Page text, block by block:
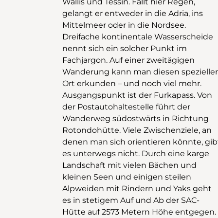
gelangt er entweder in die Adria, ins
Mittelmeer oder in die Nordsee.
Dreifache kontinentale Wasserscheide
nennt sich ein solcher Punkt im
Fachjargon. Auf einer zweitägigen
Wanderung kann man diesen
Ort erkunden – und noch viel mehr.
Ausgangspunkt ist der Furkapass. Von
der Postautohaltestelle führt der
Wanderweg südostwärts in Richtung
Rotondohütte. Viele Zwischenziele, an
denen man sich orientieren könnte,
es unterwegs nicht. Durch eine karge
Landschaft mit vielen Bächen und
kleinen Seen und einigen steilen
Alpweiden mit Rindern und Yaks geht
es in stetigem Auf und Ab der SAC-
Hütte auf 2573 Metern Höhe entgegen.
Wasserscheide weiss-blau-weiss
markiert, er ist aber gut ausgebaut und
für trittsichere und schwindelfreie
Wandernde gut zu meistern. Eine
Metallpyramide kennzeichnet
schliesslich das Ziel. Zurück geht
wieder über den Hüenderstock immer
dem Grat entlang zum Hüendersattel
und dann hinunter bis auf die riesige
Schwemmebene Im Tälli unterhalb der
Rotondohütte. Wer einen Tag länger
Zeit hat, kann nochmals in der
übernachten. Alle anderen steigen zur
Alp Oberstafel ab, wo der Wanderweg
ins Tal der Witenwasserenreuss mündet.
Dieses führt bis nach Realp, von wo ein
Zug ins Goms oder nach Andermatt